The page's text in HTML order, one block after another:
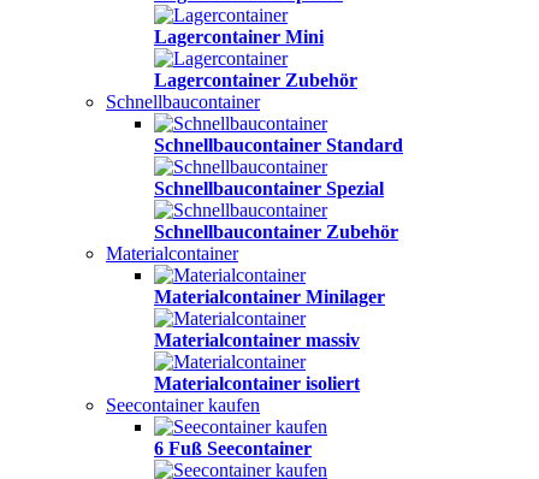
Lagercontainer Mini
Lagercontainer Zubehör
Schnellbaucontainer
Schnellbaucontainer Standard
Schnellbaucontainer Spezial
Schnellbaucontainer Zubehör
Materialcontainer
Materialcontainer Minilager
Materialcontainer massiv
Materialcontainer isoliert
Seecontainer kaufen
6 Fuß Seecontainer